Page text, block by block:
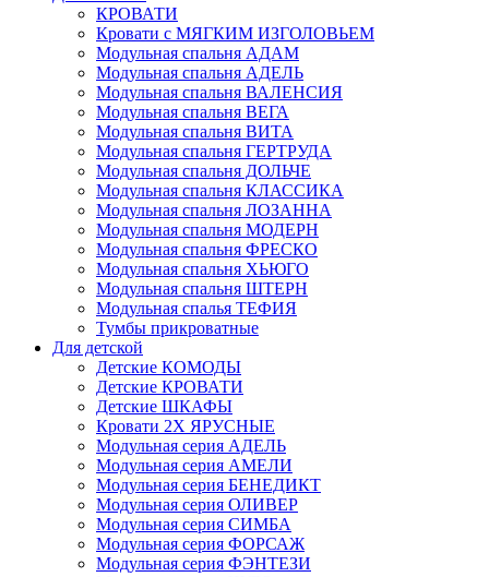
КРОВАТИ
Кровати с МЯГКИМ ИЗГОЛОВЬЕМ
Модульная спальня АДАМ
Модульная спальня АДЕЛЬ
Модульная спальня ВАЛЕНСИЯ
Модульная спальня ВЕГА
Модульная спальня ВИТА
Модульная спальня ГЕРТРУДА
Модульная спальня ДОЛЬЧЕ
Модульная спальня КЛАССИКА
Модульная спальня ЛОЗАННА
Модульная спальня МОДЕРН
Модульная спальня ФРЕСКО
Модульная спальня ХЬЮГО
Модульная спальня ШТЕРН
Модульная спалья ТЕФИЯ
Тумбы прикроватные
Для детской
Детские КОМОДЫ
Детские КРОВАТИ
Детские ШКАФЫ
Кровати 2Х ЯРУСНЫЕ
Модульная серия АДЕЛЬ
Модульная серия АМЕЛИ
Модульная серия БЕНЕДИКТ
Модульная серия ОЛИВЕР
Модульная серия СИМБА
Модульная серия ФОРСАЖ
Модульная серия ФЭНТЕЗИ